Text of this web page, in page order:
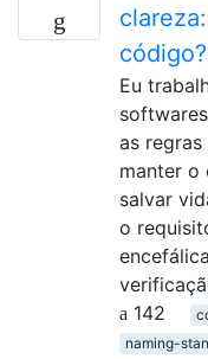
código?
Eu
as
manter o
salvar
o
142
naming-